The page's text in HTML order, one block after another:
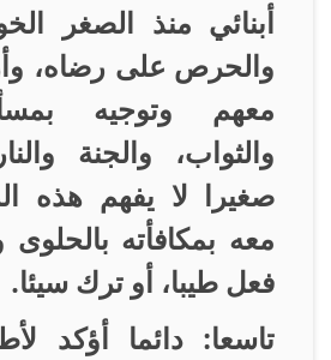
أبنائي منذ الصغر
والحرص على رضاه،
معهم وتوجيه
والثواب، والجنة
صغيرا لا يفهم هذه
معه بمكافأته بالحلوى
فعل طيبا، أو ترك سيئا.
تاسعا: دائما أؤكد